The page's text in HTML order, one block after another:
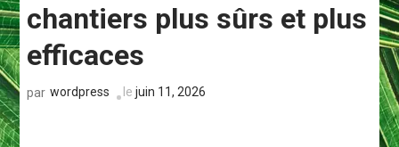
chantiers plus sûrs et plus
efficaces
par wordpress lejuin 11, 2026